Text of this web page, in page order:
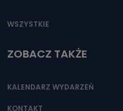
WSZYSTKIE
ZOBACZ TAKŻE
KALENDARZ WYDARZEŃ
KONTAKT